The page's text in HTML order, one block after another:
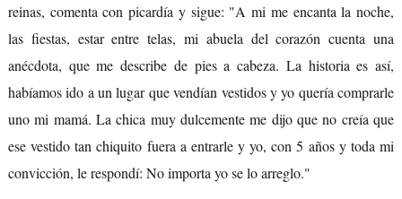
reinas, comenta con picardía y sigue: "A mi me encanta la noche,
las fiestas, estar entre telas, mi abuela del corazón cuenta una
anécdota, que me describe de pies a cabeza. La historia es así,
habíamos ido a un lugar que vendían vestidos y yo quería comprarle
uno mi mamá. La chica muy dulcemente me dijo que no creía que
ese vestido tan chiquito fuera a entrarle y yo, con 5 años y toda mi
convicción, le respondí: No importa yo se lo arreglo."